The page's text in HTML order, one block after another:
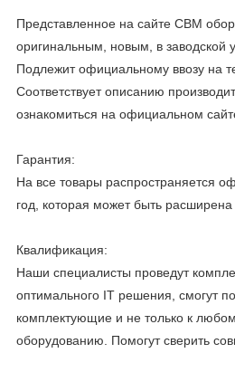
Представленное на сайте CBM
оригинальным, новым, в заводской
Подлежит официальному ввозу на
Соответствует описанию
ознакомиться на официальном
Гарантия:
На все товары распространяется
год, которая может быть расширена
Квалификация:
Наши специалисты проведут
оптимального IT решения, смогут
комплектующие и не только к
оборудованию. Помогут сверить